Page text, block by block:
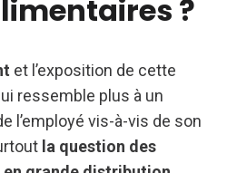
?
et l’exposition de cette
ressemble plus à un
l’employé vis-à-vis de son
la question des